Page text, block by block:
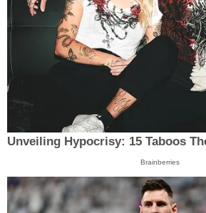
Unveiling Hypocrisy: 15 Taboos
Brainberries